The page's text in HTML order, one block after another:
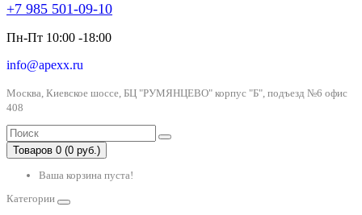
+7 985 501-09-10
Пн-Пт 10:00 -18:00
info@apexx.ru
Москва, Киевское шоссе, БЦ "РУМЯНЦЕВО" корпус "Б", подъезд №6 офис
408
Товаров 0 (0 руб.)
Ваша корзина пуста!
Категории